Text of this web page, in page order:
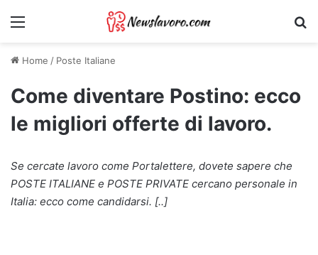
Menu
Home / Poste Italiane
Come diventare Postino: ecco
le migliori offerte di lavoro.
Se cercate lavoro come Portalettere, dovete sapere che
POSTE ITALIANE e POSTE PRIVATE cercano personale in
Italia: ecco come candidarsi. [..]